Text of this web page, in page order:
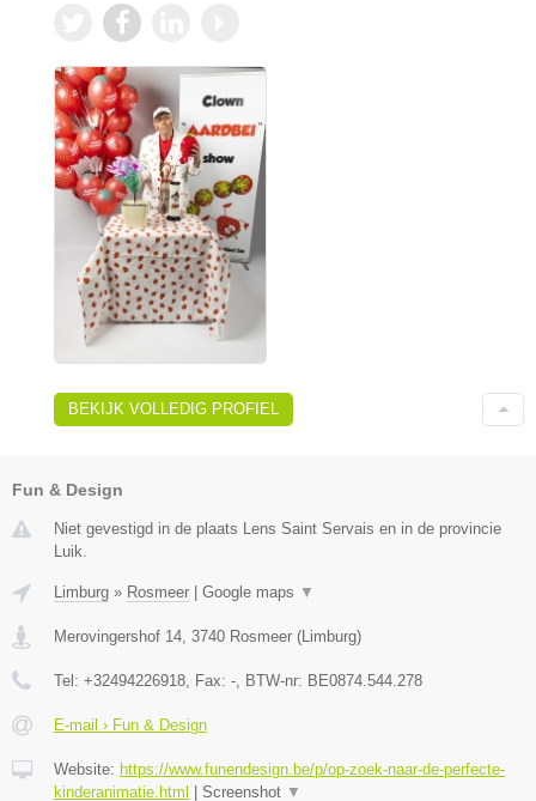
BEKIJK VOLLEDIG PROFIEL
Fun & Design
Niet gevestigd in de plaats Lens Saint Servais en in de provincie
Luik.
Limburg » Rosmeer | Google maps ▼
Merovingershof 14 3740 Rosmeer (Limburg)
Tel: +32494226918 , Fax: - , BTW-nr: BE0874.544.278
E-mail › Fun & Design
Website: https://www.funendesign.be/p/op-zoek-naar-de-perfecte-
kinderanimatie.html | Screenshot ▼